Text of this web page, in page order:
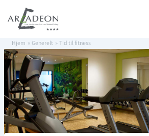
indhold
indholdet
Hjem Generelt Tid til fitness